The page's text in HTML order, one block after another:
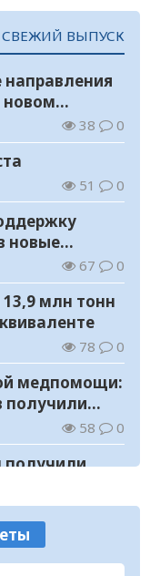
СВЕЖИЙ ВЫПУСК
новом
38 0
51 0
новые
67 0
13,9 млн тонн
78 0
медпомощи:
получили
58 0
получили
90 0
определило
2026-2027